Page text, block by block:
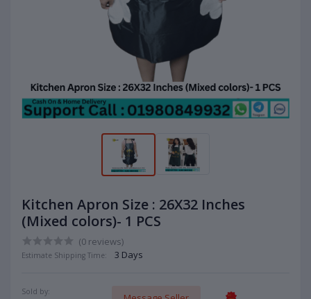
Kitchen Apron Size : 26X32 Inches
(Mixed colors)- 1 PCS
(0 reviews)
Estimate Shipping Time: 3 Days
Sold by: